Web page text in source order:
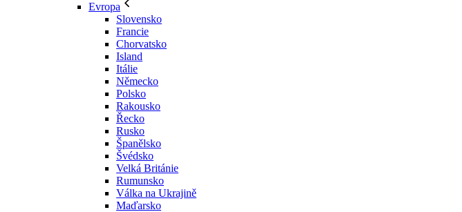
Evropa
Slovensko
Francie
Chorvatsko
Island
Itálie
Německo
Polsko
Rakousko
Řecko
Rusko
Španělsko
Švédsko
Velká Británie
Rumunsko
Válka na Ukrajině
Maďarsko